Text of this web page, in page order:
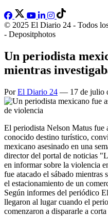
© 2025 El Diario 24 - Todos
- Depositphotos
Un periodista
mientras
PorEl Diario 24 — 17 de julio
El periodista Nelson Matus fue
conocido destino turístico,
mexicano asesinado en una
director del portal de noticias
en informar sobre la violencia
fue atacado el sábado mientras
el estacionamiento de un
Según informes del periódico
llegaron al lugar cuando el
comenzaron a dispararle a